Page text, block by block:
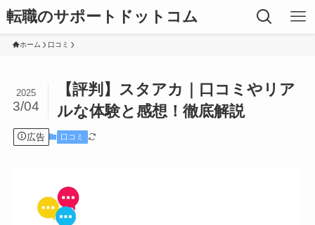
転職のサポートドットコム
ホーム 口コミ
【評判】スタアカ｜口コミやリア
ルな体験と感想！徹底解説
2025
3/04
広告 口コミ